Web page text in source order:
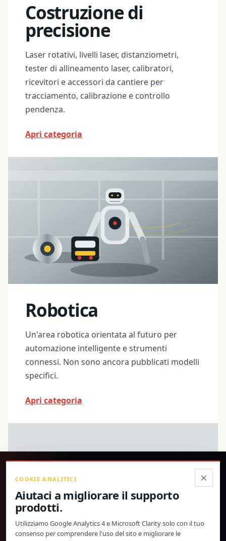
Costruzione di
precisione
Laser rotativi, livelli laser, distanziometri,
tester di allineamento laser, calibratori,
ricevitori e accessori da cantiere per
tracciamento, calibrazione e controllo
pendenza.
Apri categoria
Robotica
Un'area robotica orientata al futuro per
automazione intelligente e strumenti
connessi. Non sono ancora pubblicati modelli
specifici.
Apri categoria
Prodotti di precisione, specifiche confermate e supporto
globale diretto.
© 2026 Toway Technology (Shanghai) Co., Ltd. Tutti i diritti riservati.
×
COOKIE ANALITICI
Aiutaci a migliorare il supporto
prodotti.
Utilizziamo Google Analytics 4 e Microsoft Clarity solo con il tuo
consenso per comprendere l'uso del sito e migliorare le